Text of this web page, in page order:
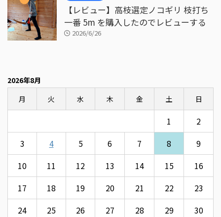
【レビュー】高枝選定ノコギリ 枝打ち
一番 5m を購入したのでレビューする
2026/6/26
2026年8月
月
火 水 木 金 土 日
1
2
3
4 5 6 7 8
9
10
11 12 13 14 15
16
17
18 19 20 21 22
23
24
25 26 27 28 29
30